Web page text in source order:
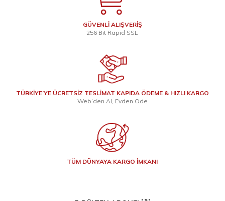
GÜVENLİ ALIŞVERİŞ
256 Bit Rapid SSL
TÜRKİYE’YE ÜCRETSİZ TESLİMAT KAPIDA ÖDEME & HIZLI KARGO
Web’den Al, Evden Öde
TÜM DÜNYAYA KARGO İMKANI